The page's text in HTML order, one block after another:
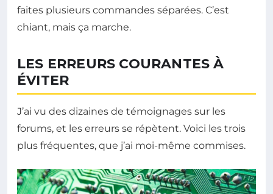
faites plusieurs commandes séparées. C’est
chiant, mais ça marche.
LES ERREURS COURANTES À
ÉVITER
J’ai vu des dizaines de témoignages sur les
forums, et les erreurs se répètent. Voici les trois
plus fréquentes, que j’ai moi-même commises.